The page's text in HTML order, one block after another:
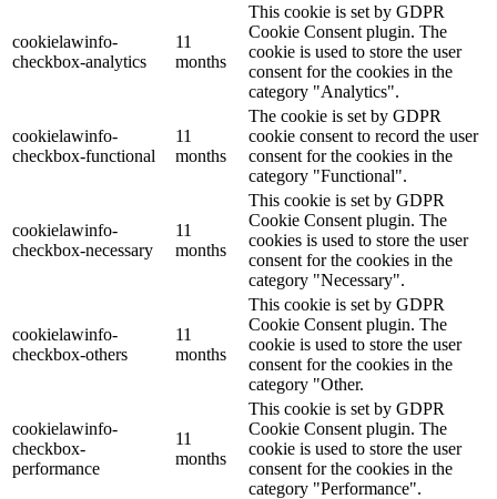
cookielawinfo-
checkbox-analytics
11
months
This cookie is set by GDPR
Cookie Consent plugin. The
cookie is used to store the user
consent for the cookies in the
category "Analytics".
cookielawinfo-
checkbox-functional
11
months
The cookie is set by GDPR
cookie consent to record the user
consent for the cookies in the
category "Functional".
cookielawinfo-
checkbox-necessary
11
months
This cookie is set by GDPR
Cookie Consent plugin. The
cookies is used to store the user
consent for the cookies in the
category "Necessary".
cookielawinfo-
checkbox-others
11
months
This cookie is set by GDPR
Cookie Consent plugin. The
cookie is used to store the user
consent for the cookies in the
category "Other.
cookielawinfo-
checkbox-
performance
11
months
This cookie is set by GDPR
Cookie Consent plugin. The
cookie is used to store the user
consent for the cookies in the
category "Performance".